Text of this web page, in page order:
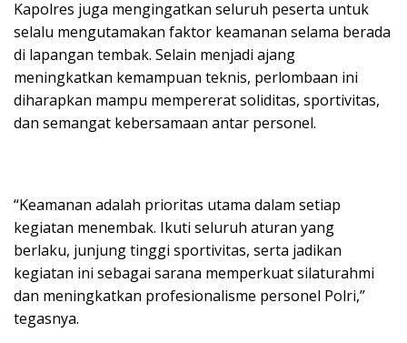
Kapolres juga mengingatkan seluruh peserta untuk
selalu mengutamakan faktor keamanan selama berada
di lapangan tembak. Selain menjadi ajang
meningkatkan kemampuan teknis, perlombaan ini
diharapkan mampu mempererat soliditas, sportivitas,
dan semangat kebersamaan antar personel.
“Keamanan adalah prioritas utama dalam setiap
kegiatan menembak. Ikuti seluruh aturan yang
berlaku, junjung tinggi sportivitas, serta jadikan
kegiatan ini sebagai sarana memperkuat silaturahmi
dan meningkatkan profesionalisme personel Polri,”
tegasnya.